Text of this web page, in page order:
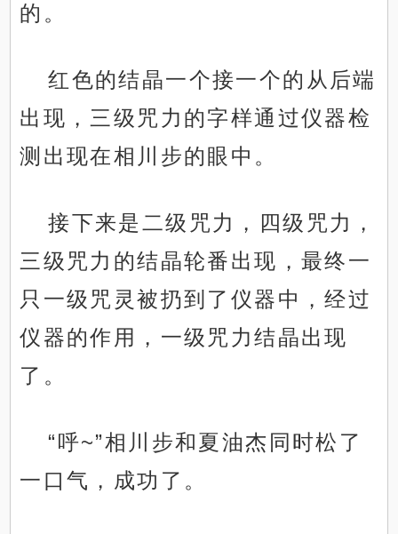
的。
红色的结晶一个接一个的从后端
出现，三级咒力的字样通过仪器检
测出现在相川步的眼中。
接下来是二级咒力，四级咒力，
三级咒力的结晶轮番出现，最终一
只一级咒灵被扔到了仪器中，经过
仪器的作用，一级咒力结晶出现
了。
“呼~”相川步和夏油杰同时松了
一口气，成功了。